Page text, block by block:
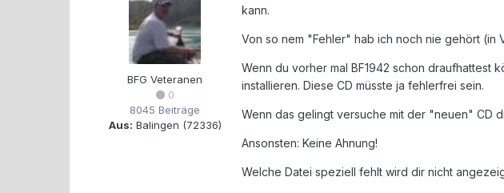
BFG Veteranen
0
8045 Beiträge
Aus: Balingen (72336)
kann.
Von so nem "Fehler" hab ich noch nie gehört (in
Wenn du vorher mal BF1942 schon draufhattest
installieren. Diese CD müsste ja fehlerfrei sein.
Wenn das gelingt versuche mit der "neuen" CD
Ansonsten: Keine Ahnung!
Welche Datei speziell fehlt wird dir nicht